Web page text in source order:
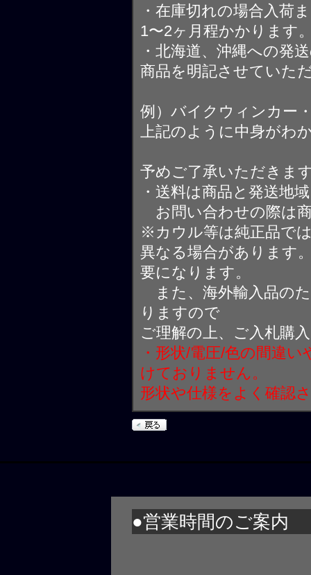
・在庫切れの場合入荷
1〜2ヶ月程かかります
・北海道、沖縄への発
商品を明記させていた
例）バイクウィンカー
上記のように中身がわ
予めご了承いただきま
・送料は商品と発送地
お問い合わせの際は
※カウル等は純正品で
異なる場合があります
要になります。
また、海外輸入品の
りますので
ご理解の上、ご入札購
・形状/電圧/色の間違
けておりません。
形状や仕様をよく確認
●営業時間のご案内